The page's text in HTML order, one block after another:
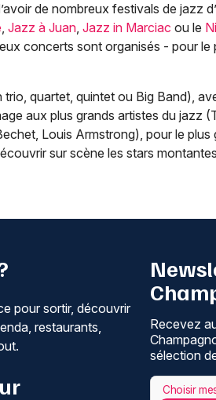
de nombreux festivals de jazz
, Jazz à Juan, Jazz in Marciac ou le
concerts sont organisés - pour le
trio, quartet, quintet ou Big Band),
aux plus grands artistes du jazz
Louis Armstrong), pour le
sur scène les stars
pour sortir, découvrir
restaurants,
Recevez
sélection
Choisir